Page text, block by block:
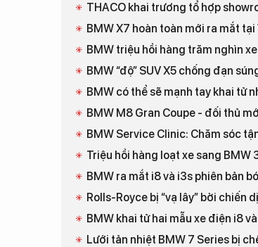
THACO khai trương tổ hợp
BMW X7 hoàn toàn mới ra mắt tại
BMW triệu hồi hàng trăm nghìn
BMW “độ” SUV X5 chống đạn
BMW có thể sẽ mạnh tay khai tử
BMW M8 Gran Coupe - đối thủ
BMW Service Clinic: Chăm sóc
Triệu hồi hàng loạt xe sang BMW
BMW ra mắt i8 và i3s phiên bản
Rolls-Royce bị “vạ lây” bởi chiến
BMW khai tử hai mẫu xe điện i8
Lưới tản nhiệt BMW 7 Series bị